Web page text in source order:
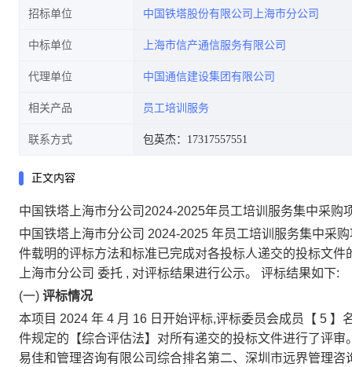
招标单位 中国铁塔股份有限公司上海市分公司
中标单位 上海市信产通信服务有限公司
代理单位 中国通信建设集团有限公司
相关产品 员工培训服务
联系方式 包英杰：17317557551
正文内容
中国铁塔上海市分公司2024-2025年员工培训服务集中采购
中国铁塔上海市分公司 2024-2025 年员工培训服务集中采
件载明的评标方法和标准已完成对各投标人递交的投标文件
上海市分公司 委托 , 对评标结果进行公示。 评标结果如下:
(一) 评标情况
本项目 2024 年 4 月 16 日开始评标,评标委员会成员【 5 】
件规定的【综合评估法】对所有递交的投标文件进行了评
易佳和管理咨询有限公司综合排名第二、深圳市远界管理咨